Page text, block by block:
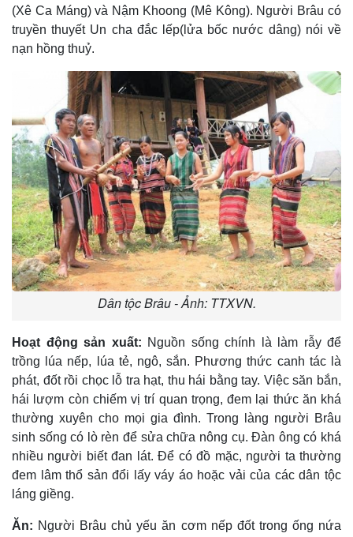
(Xê Ca Máng) và Nậm Khoong (Mê Kông). Người Brâu có
truyền thuyết Un cha đắc lếp(lửa bốc nước dâng) nói về
nạn hồng thuỷ.
Dân tộc Brâu - Ảnh: TTXVN.
Hoạt động sản xuất: Nguồn sống chính là làm rẫy để
trồng lúa nếp, lúa tẻ, ngô, sắn. Phương thức canh tác là
phát, đốt rồi chọc lỗ tra hạt, thu hái bằng tay. Việc săn bắn,
hái lượm còn chiếm vị trí quan trọng, đem lại thức ăn khá
thường xuyên cho mọi gia đình. Trong làng người Brâu
sinh sống có lò rèn để sửa chữa nông cụ. Ðàn ông có khá
nhiều người biết đan lát. Ðể có đồ mặc, người ta thường
đem lâm thổ sản đổi lấy váy áo hoặc vải của các dân tộc
láng giềng.
Ăn: Người Brâu chủ yếu ăn cơm nếp đốt trong ống nứa